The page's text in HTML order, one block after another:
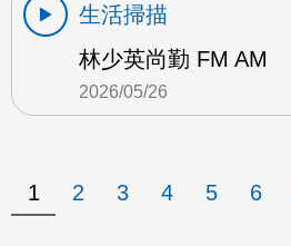
生活掃描
林少英尚勤 FM AM
2026/05/26
1 2 3 4 5 6